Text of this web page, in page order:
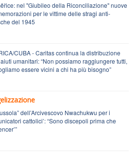
nel "Giubileo della Riconciliazione" nuove
per le vittime delle stragi anti-
del 1945
CUBA - Caritas continua la distribuzione
umanitari: “Non possiamo raggiungere tutti,
essere vicini a chi ha più bisogno”
dell’Arcivescovo Nwachukwu per i
cattolici’: “Sono discepoli prima che